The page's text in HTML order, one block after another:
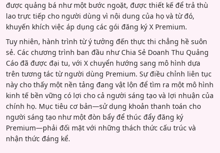
được quảng bá như một bước ngoặt, được thiết kế để trả thù
lao trực tiếp cho người dùng vì nội dung của họ và từ đó,
khuyến khích việc áp dụng các gói đăng ký X Premium.
Tuy nhiên, hành trình từ ý tưởng đến thực thi chẳng hề suôn
sẻ. Các chương trình ban đầu như Chia Sẻ Doanh Thu Quảng
Cáo đã được đại tu, với X chuyển hướng sang mô hình dựa
trên tương tác từ người dùng Premium. Sự điều chỉnh liên tục
này cho thấy một nền tảng đang vật lộn để tìm ra một mô hình
kinh tế bền vững có lợi cho cả người sáng tạo và lợi nhuận của
chính họ. Mục tiêu cơ bản—sử dụng khoản thanh toán cho
người sáng tạo như một đòn bẩy để thúc đẩy đăng ký
Premium—phải đối mặt với những thách thức cấu trúc và
nhận thức đáng kể.